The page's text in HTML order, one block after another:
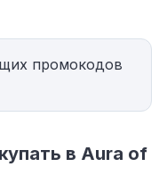
промокодов
в Aura of